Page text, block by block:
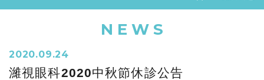
NEWS
2020.09.24
濰視眼科2020中秋節休診公告